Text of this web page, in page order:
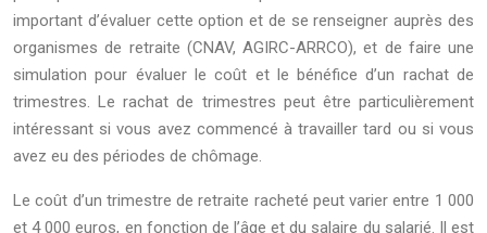
important d’évaluer cette option et de se renseigner auprès des
organismes de retraite (CNAV, AGIRC-ARRCO), et de faire une
simulation pour évaluer le coût et le bénéfice d’un rachat de
trimestres. Le rachat de trimestres peut être particulièrement
intéressant si vous avez commencé à travailler tard ou si vous
avez eu des périodes de chômage.
Le coût d’un trimestre de retraite racheté peut varier entre 1 000
et 4 000 euros, en fonction de l’âge et du salaire du salarié. Il est